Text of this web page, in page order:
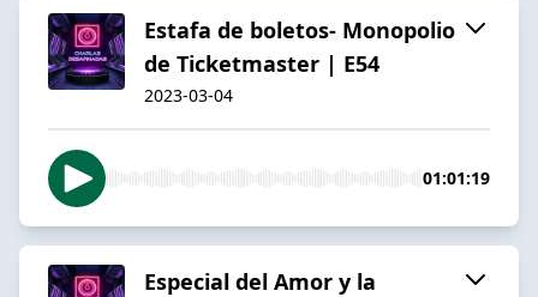
Estafa de boletos- Monopolio
de Ticketmaster | E54
2023-03-04
01:01:19
Especial del Amor y la